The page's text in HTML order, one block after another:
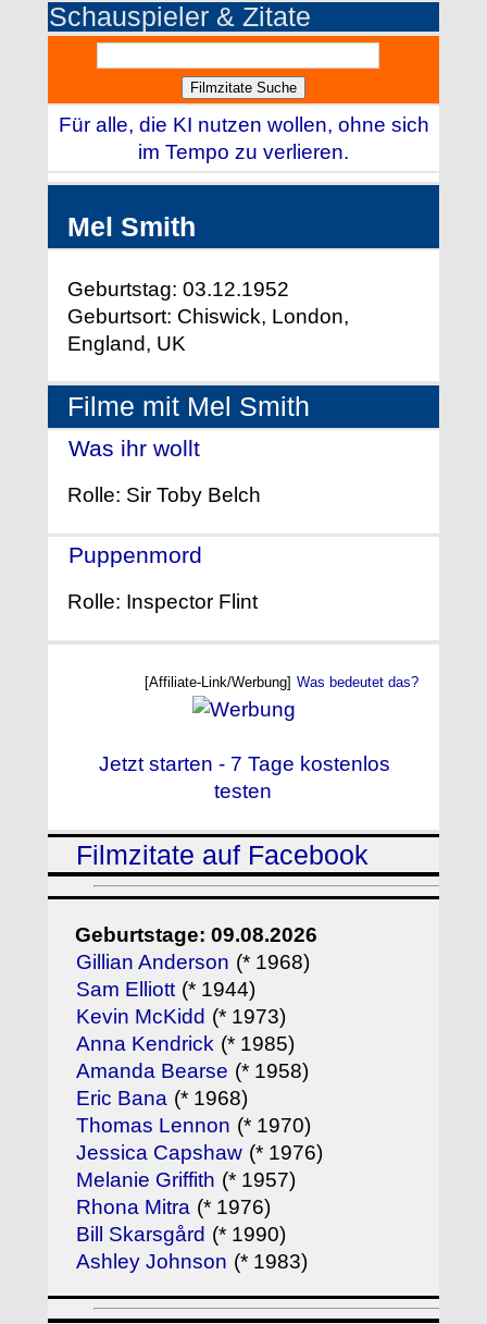
Schauspieler & Zitate
Für alle, die KI nutzen wollen, ohne sich
im Tempo zu verlieren.
Mel Smith
Geburtstag: 03.12.1952
Geburtsort: Chiswick, London,
England, UK
Filme mit Mel Smith
Was ihr wollt
Rolle: Sir Toby Belch
Puppenmord
Rolle: Inspector Flint
[Affiliate-Link/Werbung] Was bedeutet das?
Jetzt starten - 7 Tage kostenlos
testen
Filmzitate auf Facebook
Geburtstage: 09.08.2026
Gillian Anderson (* 1968)
Sam Elliott (* 1944)
Kevin McKidd (* 1973)
Anna Kendrick (* 1985)
Amanda Bearse (* 1958)
Eric Bana (* 1968)
Thomas Lennon (* 1970)
Jessica Capshaw (* 1976)
Melanie Griffith (* 1957)
Rhona Mitra (* 1976)
Bill Skarsgård (* 1990)
Ashley Johnson (* 1983)